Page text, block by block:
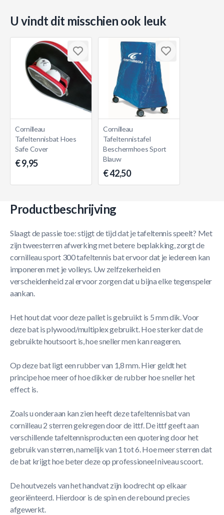
U vindt dit misschien ook leuk
Cornilleau
Tafeltennisbat Hoes
Safe Cover
€ 9,95
Cornilleau
Tafeltennistafel
Beschermhoes Sport
Blauw
€ 42,50
Productbeschrijving
Slaagt de passie toe: stijgt de tijd dat je tafeltennis speelt? Met
zijn tweesterren afwerking met betere beplakking, zorgt de
cornilleau sport 300 tafeltennis bat ervoor dat je iedereen kan
imponeren met je volleys. Uw zelfzekerheid en
verscheidenheid zal ervoor zorgen dat u bijna elke tegenspeler
aankan.
Het hout dat voor deze pallet is gebruikt is 5 mm dik. Voor
deze bat is plywood/multiplex gebruikt. Hoe sterker dat de
gebruikte houtsoort is, hoe sneller men kan reageren.
Op deze bat ligt een rubber van 1,8 mm. Hier geldt het
principe hoe meer of hoe dikker de rubber hoe sneller het
effect is.
Zoals u onderaan kan zien heeft deze tafeltennisbat van
cornilleau 2 sterren gekregen door de ittf. De ittf geeft aan
verschillende tafeltennisproducten een quotering door het
gebruik van sterren, namelijk van 1 tot 6. Hoe meer sterren dat
de bat krijgt hoe beter deze op professioneel niveau scoort.
De houtvezels van het handvat zijn loodrecht op elkaar
georiënteerd. Hierdoor is de spin en de rebound precies
afgewerkt.